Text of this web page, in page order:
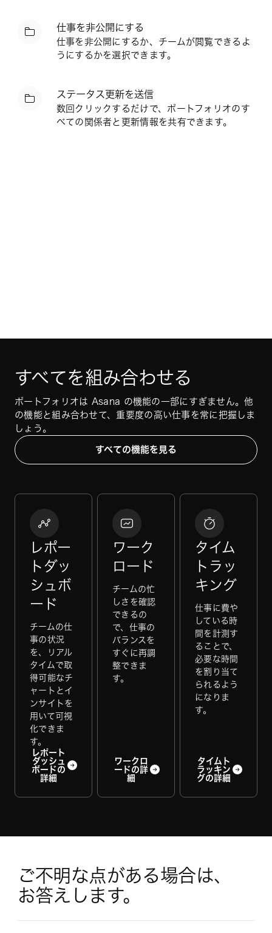
仕事を非公開にする
仕事を非公開にするか、チームが閲覧できるよ
うにするかを選択できます。
ステータス更新を送信
数回クリックするだけで、ポートフォリオのす
べての関係者と更新情報を共有できます。
すべてを組み合わせる
ポートフォリオは Asana の機能の一部にすぎません。他
の機能と組み合わせて、重要度の高い仕事を常に把握しま
しょう。
すべての機能を見る
レポー
トダッ
シュボ
ード
チームの仕
事の状況
を、リアル
タイムで取
得可能なチ
ャートとイ
ンサイトを
用いて可視
化できま
す。
レポート
ダッシュ
ボードの
詳細
ワーク
ロード
チームの忙
しさを確認
できるの
で、仕事の
バランスを
すぐに再調
整できま
す。
ワークロ
ードの詳
細
タイム
トラッ
キング
仕事に費や
している時
間を計測す
ることで、
必要な時間
を割り当て
られるよう
になりま
す。
タイムト
ラッキン
グの詳細
ご不明な点がある場合は、
お答えします。